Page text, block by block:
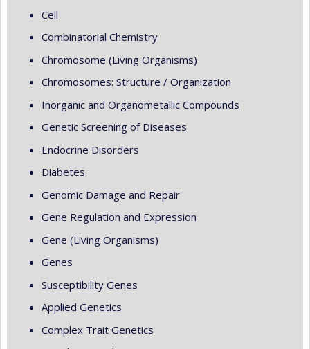
Cell
Combinatorial Chemistry
Chromosome (Living Organisms)
Chromosomes: Structure / Organization
Inorganic and Organometallic Compounds
Genetic Screening of Diseases
Endocrine Disorders
Diabetes
Genomic Damage and Repair
Gene Regulation and Expression
Gene (Living Organisms)
Genes
Susceptibility Genes
Applied Genetics
Complex Trait Genetics